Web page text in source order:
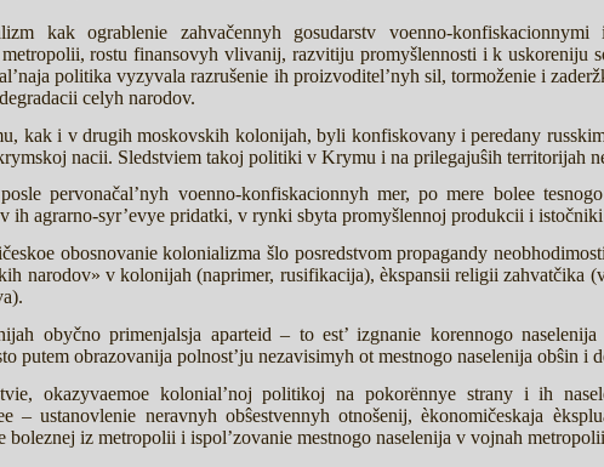
kak ograblenie zahvačennyh gosudarstv voenno-konfiskacionnymi
rostu finansovyh vlivanij, razvitiju promyšlennosti i k uskoreniju
politika vyzyvala razrušenie ih proizvoditel’nyh sil, tormoženie i
celyh narodov.
kak i v drugih moskovskih kolonijah, byli konfiskovany i peredany
nacii. Sledstviem takoj politiki v Krymu i na prilegajuŝih territorijah
pervonačal’nyh voenno-konfiskacionnyh mer, po mere bolee
ih agrarno-syr’evye pridatki, v rynki sbyta promyšlennoj produkcii i
obosnovanie kolonializma šlo posredstvom propagandy
narodov» v kolonijah (naprimer, rusifikacija), èkspansii religii zahvatčika
obyčno primenjalsja aparteid – to est’ izgnanie korennogo
putem obrazovanija polnost’ju nezavisimyh ot mestnogo naselenija obŝin i
okazyvaemoe kolonial’noj politikoj na pokorënnye strany i ih
– ustanovlenie neravnyh obŝestvennyh otnošenij, èkonomičeskaja
boleznej iz metropolii i ispol’zovanie mestnogo naselenija v vojnah